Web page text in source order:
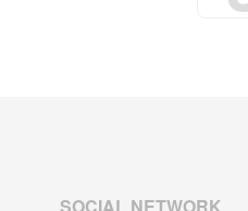
SOCIAL NETWORK